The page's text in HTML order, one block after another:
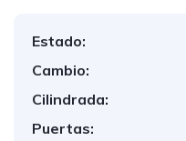
Estado:
Cambio:
Cilindrada:
Puertas: